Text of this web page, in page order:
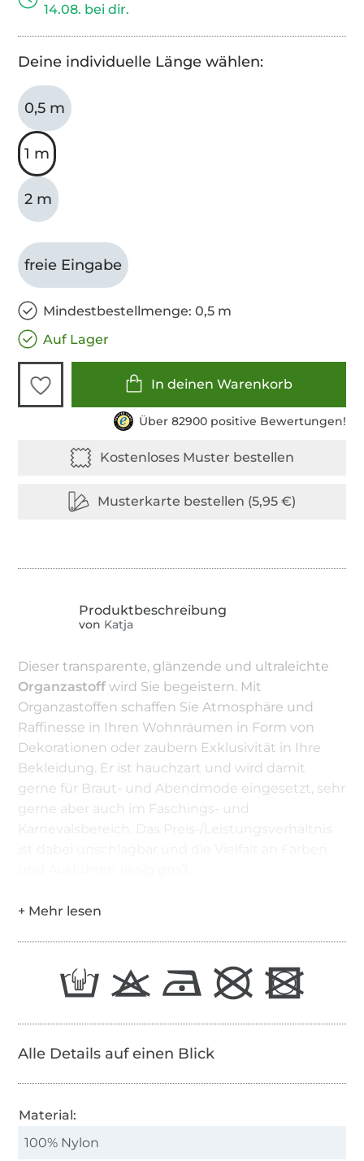
14.08. bei dir.
Deine individuelle Länge wählen:
0,5 m
1 m
2 m
freie Eingabe
Mindestbestellmenge: 0,5 m
Auf Lager
In deinen Warenkorb
Über 82900 positive Bewertungen!
von Katja
Dieser transparente, glänzende und ultraleichte
Organzastoff wird Sie begeistern. Mit
Organzastoffen schaffen Sie Atmosphäre und
Raffinesse in Ihren Wohnräumen in Form von
Dekorationen oder zaubern Exklusivität in Ihre
Bekleidung. Er ist hauchzart und wird damit
gerne für Braut- und Abendmode eingesetzt, sehr
gerne aber auch im Faschings- und
Karnevalsbereich. Das Preis-/Leistungsverhältnis
Alle Details auf einen Blick
Material:
100% Nylon